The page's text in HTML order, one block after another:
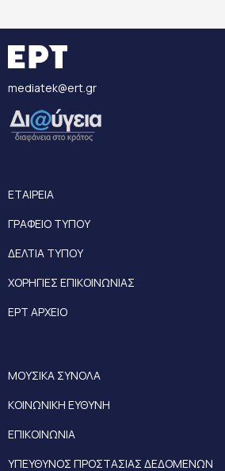
mediatek@ert.gr
ΕΤΑΙΡΕΙΑ
ΓΡΑΦΕΙΟ ΤΥΠΟΥ
ΔΕΛΤΙΑ ΤΥΠΟΥ
ΧΟΡΗΓΙΕΣ ΕΠΙΚΟΙΝΩΝΙΑΣ
ΕΡΤ ΑΡΧΕΙΟ
ΜΟΥΣΙΚΑ ΣΥΝΟΛΑ
ΚΟΙΝΩΝΙΚΗ ΕΥΘΥΝΗ
ΕΠΙΚΟΙΝΩΝΙΑ
ΥΠΕΥΘΥΝΟΣ ΠΡΟΣΤΑΣΙΑΣ ΔΕΔΟΜΕΝΩΝ